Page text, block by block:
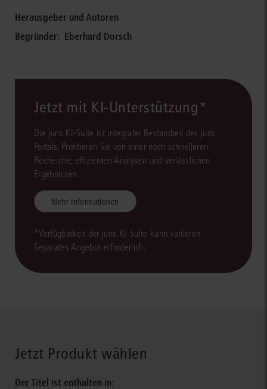
Herausgeber und Autoren
Begründer: Eberhard Dorsch
Jetzt mit KI-Unterstützung*
Die juris KI-Suite ist integraler Bestandteil des juris
Portals. Profitieren Sie von einer noch schnelleren
Recherche, effizienten Analysen und verlässlichen
Ergebnissen.
Mehr Informationen
*Verfügbarkeit der juris KI-Suite kann variieren.
Separates Angebot erforderlich.
Jetzt Produkt wählen
Der Titel ist enthalten in: